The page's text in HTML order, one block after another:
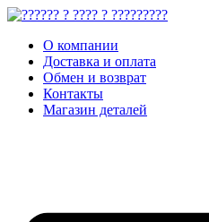
О компании
Доставка и оплата
Обмен и возврат
Контакты
Магазин деталей